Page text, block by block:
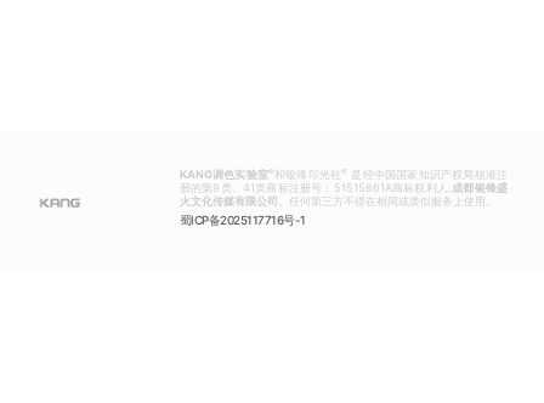
KANG调色实验室® 和银锋印光社®
是经中国国家知识产权局核准注
册的第9类、41类商标注册号：51515861A商标权利人:成都银锋盛
火文化传媒有限公司 。任何第三方不得在相同或类似服务上使用。
蜀ICP备2025117716号-1